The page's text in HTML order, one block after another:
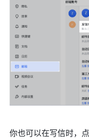
你也可以在写信时，